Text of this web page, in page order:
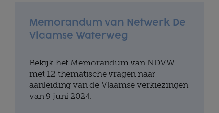
Memorandum van Netwerk De
Vlaamse Waterweg
Bekijk het Memorandum van NDVW
met 12 thematische vragen naar
aanleiding van de Vlaamse verkiezingen
van 9 juni 2024.